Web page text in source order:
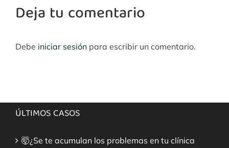
Deja tu comentario
Debe iniciar sesión para escribir un comentario.
ÚLTIMOS CASOS
🤯¿Se te acumulan los problemas en tu clínica